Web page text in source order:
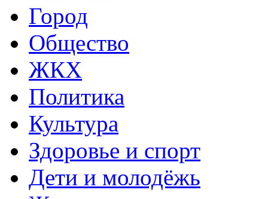
Город
Общество
ЖКХ
Политика
Культура
Здоровье и спорт
Дети и молодёжь